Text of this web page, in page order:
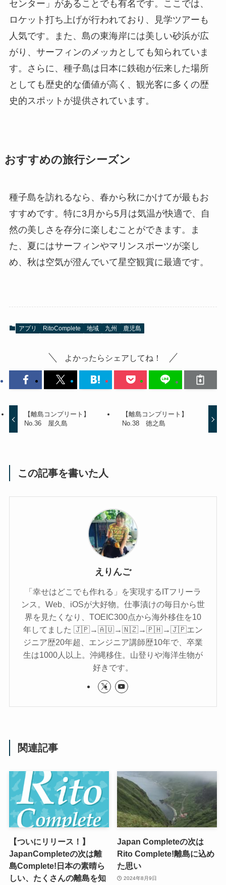
センター」があることでも有名です。ここでは、
ロケット打ち上げが行われており、見学ツアーも
人気です。また、島の東海岸には美しい砂浜が広
がり、サーフィンのメッカとしても知られていま
す。さらに、種子島は日本に鉄砲が伝来した場所
としても歴史的な価値が高く、観光客に多くの歴
史的スポットが提供されています。
おすすめの旅行シーズン
種子島を訪れるなら、春から秋にかけてが最もお
すすめです。特に3月から5月は気温が快適で、自
然の美しさを存分に楽しむことができます。ま
た、夏にはサーフィンやマリンスポーツが楽し
め、秋は空気が澄んでいて星空観賞に最適です。
アプリ RitoComplete 地域 九州 鹿児島
よかったらシェアしてね！
【離島コンプリート】
No.36 屋久島
【離島コンプリート】
No.38 徳之島
この記事を書いた人
えりんご
「幸せはどこでも作れる」を実現するITフリーラ
ンス。Web、iOSが大好物。仕事漬けの毎日から世
界を見たくなり、TOEIC300点から海外移住を10
年してました 🇯🇵→🇦🇺→🇳🇿→🇵🇭→🇯🇵エン
ジニア歴20年超、エンジニア講師歴10年で、卒業
生は1000人以上。沖縄移住。山登りや海洋生物が
好きです。
関連記事
【ついにリリース！】
JapanCompleteの次は離
島Complete!日本の素晴ら
しい、たくさんの離島を知
Japan Completeの次は
Rito Complete!離島に込め
た思い
2024年8月9日